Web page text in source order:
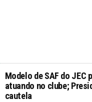
Modelo de SAF do JEC
atuando no clube;
cautela